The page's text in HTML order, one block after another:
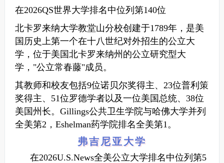
在2026QS世界大学排名中位列第140位
北卡罗来纳大学教堂山分校创建于1789年，是美
国历史上第一个在十八世纪对外招生的公立大
学，位于美国北卡罗来纳州的公立研究型大
学，"公立常春藤"成员。
其教师和校友包括9位诺贝尔奖得主、23位普利策
奖得主、51位罗德学者以及一位美国总统、38位
美国州长。Gillings公共卫生学院与哈佛大学并列
全美第2，Eshelman药学院排名全美第1。
弗吉尼亚大学
在2026U.S.News全美公立大学排名中位列第5